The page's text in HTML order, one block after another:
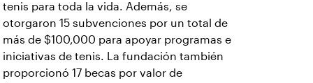
tenis para toda la vida. Además, se
otorgaron 15 subvenciones por un total de
más de $100,000 para apoyar programas e
iniciativas de tenis. La fundación también
proporcionó 17 becas por valor de